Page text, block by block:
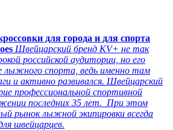
для города и для спорта
Швейцарский бренд KV+ не так
российской аудитории, но его
лыжного спорта, ведь именно там
и активно развивался. Швейцарский
профессиональной спортивной
последних 35 лет. При этом
рынок лыжной экипировки всегда
швейцарцев.